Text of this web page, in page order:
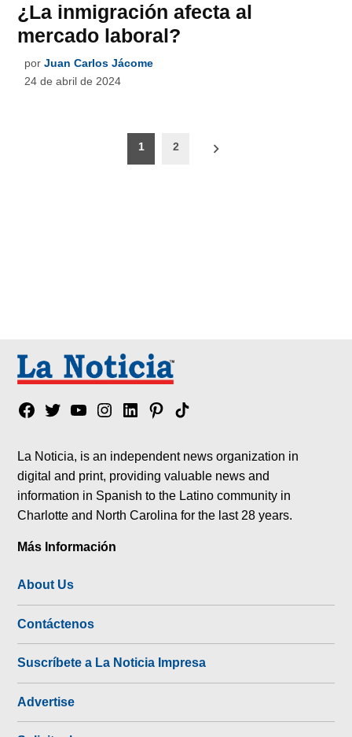
¿La inmigración afecta al
mercado laboral?
por Juan Carlos Jácome
24 de abril de 2024
1 2
Facebook
TwitterYouTubeInstagram
LinkedinPinterest
Tik
La Noticia, is an independent news organization in
digital and print, providing valuable news and
information in Spanish to the Latino community in
Charlotte and North Carolina for the last 28 years.
Más Información
About Us
Contáctenos
Suscríbete a La Noticia Impresa
Advertise